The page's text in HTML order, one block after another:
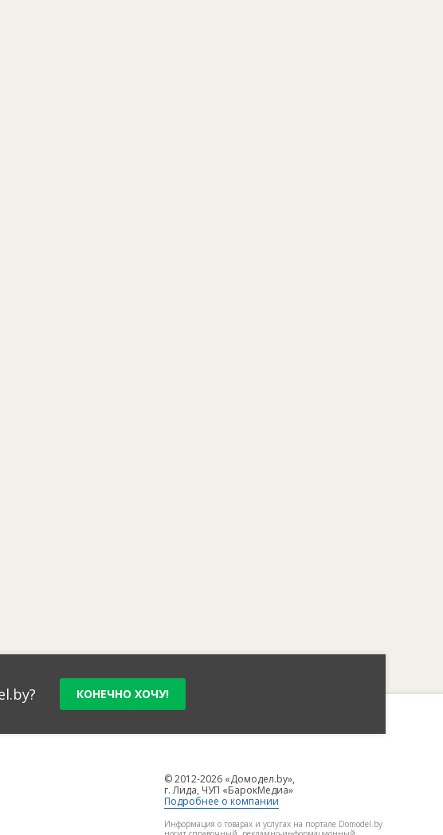
КОНЕЧНО ХОЧУ!
© 2012-2026 «Домодел.by»,
г. Лида, ЧУП «БарокМедиа»
Подробнее о компании
Информация о товарах и услугах на портале Domodel.by